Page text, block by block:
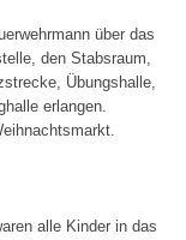
über das
den Stabsraum,
Übungshalle,
erlangen.
alle Kinder in das